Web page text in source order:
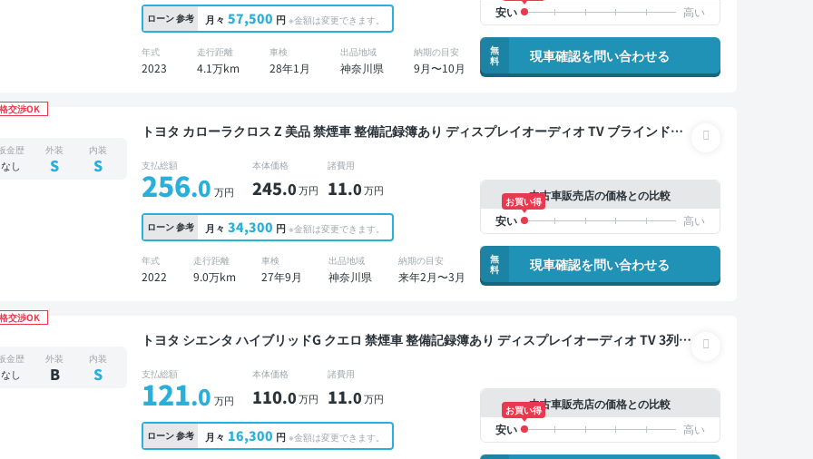
ローン参考 月々 57,500 円 ※金額は変更できます。
年式
2023
走行距離
4.1万km
車検
28年1月
出品地域
神奈川県
納期の目安
9月〜10月
無
料
現車確認を問い合わせる
交渉OK
トヨタ カローラクロス Z 美品 禁煙車 整備記録簿あり ディスプレイオーディオ TV ブラインドス
カメラ ドライブレコーダー 衝突軽減
金歴
なし
外装
S
内装
S 支払総額
256.0 万円
本体価格
245.0万円
諸費用
11.0万円
ローン参考 月々 34,300 円 ※金額は変更できます。
年式
2022
走行距離
9.0万km
車検
27年9月
出品地域
神奈川県
納期の目安
来年2月〜3月
中古車販売店の価格との比較
お買い得
無
料
現車確認を問い合わせる
交渉OK
トヨタ シエンタ ハイブリッドG クエロ 禁煙車 整備記録簿あり ディスプレイオーディオ TV 3列シ
スライドドア 7人乗り
金歴
なし
外装
B
内装
S 支払総額
121.0 万円
本体価格
110.0万円
諸費用
11.0万円
ローン参考 月々 16,300 円 ※金額は変更できます。
中古車販売店の価格との比較
お買い得